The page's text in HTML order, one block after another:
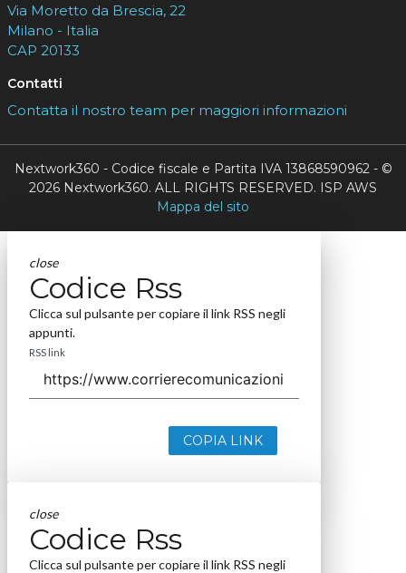
Via Moretto da Brescia, 22
Milano - Italia
CAP 20133
Contatti
Contatta il nostro team per maggiori informazioni
Nextwork360 - Codice fiscale e Partita IVA 13868590962 - ©
2026 Nextwork360. ALL RIGHTS RESERVED. ISP AWS
Mappa del sito
close
Codice Rss
Clicca sul pulsante per copiare il link RSS negli
appunti.
RSS link
COPIA LINK
close
Codice Rss
Clicca sul pulsante per copiare il link RSS negli